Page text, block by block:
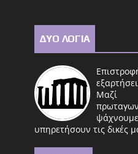
ΔΥΟ ΛΟΓΙΑ
Μαζί
υπηρετήσουν τις δικές